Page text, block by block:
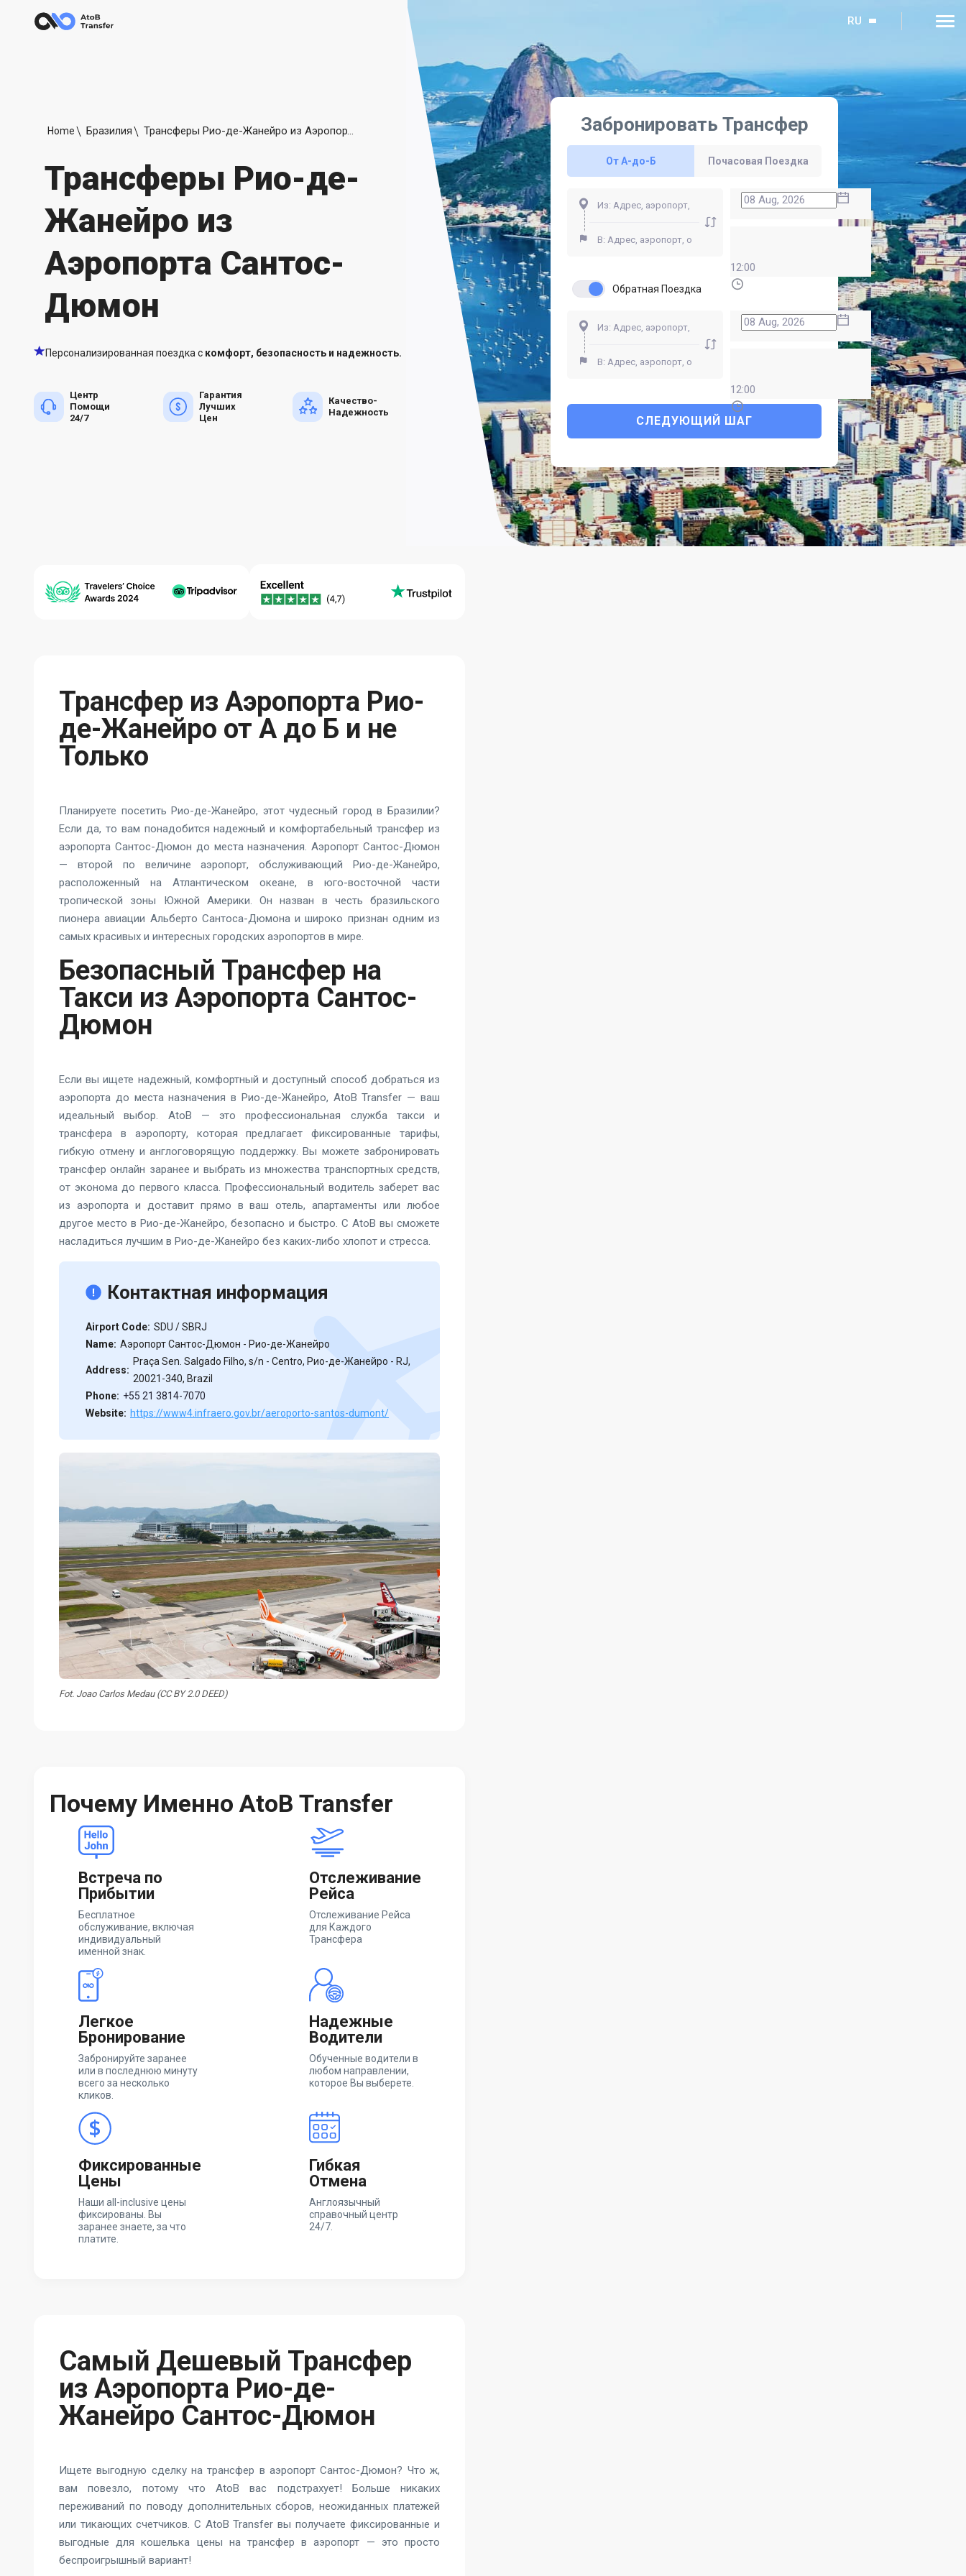
RU
Home Бразилия Трансферы Рио-де-Жанейро из Аэропорта Сантос-Дюмон
Трансферы Рио-де-
Жанейро из
Аэропорта Сантос-
Дюмон
Персонализированная поездка с комфорт, безопасность и надежность.
Центр
Помощи
24/7
Гарантия
Лучших
Цен
Качество-
Надежность
Забронировать Трансфер
От A-до-Б Почасовая Поездка
12:00
Обратная Поездка
12:00
СЛЕДУЮЩИЙ ШАГ
Трансфер из Аэропорта Рио-
де-Жанейро от А до Б и не
Только
Планируете посетить Рио-де-Жанейро, этот чудесный город в Бразилии?
Если да, то вам понадобится надежный и комфортабельный трансфер из
аэропорта Сантос-Дюмон до места назначения. Аэропорт Сантос-Дюмон
— второй по величине аэропорт, обслуживающий Рио-де-Жанейро,
расположенный на Атлантическом океане, в юго-восточной части
тропической зоны Южной Америки. Он назван в честь бразильского
пионера авиации Альберто Сантоса-Дюмона и широко признан одним из
самых красивых и интересных городских аэропортов в мире.
Безопасный Трансфер на
Такси из Аэропорта Сантос-
Дюмон
Если вы ищете надежный, комфортный и доступный способ добраться из
аэропорта до места назначения в Рио-де-Жанейро, AtoB Transfer — ваш
идеальный выбор. AtoB — это профессиональная служба такси и
трансфера в аэропорту, которая предлагает фиксированные тарифы,
гибкую отмену и англоговорящую поддержку. Вы можете забронировать
трансфер онлайн заранее и выбрать из множества транспортных средств,
от эконома до первого класса. Профессиональный водитель заберет вас
из аэропорта и доставит прямо в ваш отель, апартаменты или любое
другое место в Рио-де-Жанейро, безопасно и быстро. С AtoB вы сможете
насладиться лучшим в Рио-де-Жанейро без каких-либо хлопот и стресса.
Контактная информация
Airport Code: SDU / SBRJ
Name: Аэропорт Сантос-Дюмон - Рио-де-Жанейро
Address:
Praça Sen. Salgado Filho, s/n - Centro, Рио-де-Жанейро - RJ,
20021-340, Brazil
Phone: +55 21 3814-7070
Website: https://www4.infraero.gov.br/aeroporto-santos-dumont/
Fot. Joao Carlos Medau (CC BY 2.0 DEED)
Почему Именно AtoB Transfer
Встреча по
Прибытии
Бесплатное
обслуживание, включая
индивидуальный
именной знак.
Отслеживание
Рейса
Отслеживание Рейса
для Каждого
Трансфера
Легкое
Бронирование
Забронируйте заранее
или в последнюю минуту
всего за несколько
кликов.
Надежные
Водители
Обученные водители в
любом направлении,
которое Вы выберете.
Фиксированные
Цены
Наши all-inclusive цены
фиксированы. Вы
заранее знаете, за что
платите.
Гибкая
Отмена
Англоязычный
справочный центр
24/7.
Самый Дешевый Трансфер
из Аэропорта Рио-де-
Жанейро Сантос-Дюмон
Ищете выгодную сделку на трансфер в аэропорт Сантос-Дюмон? Что ж,
вам повезло, потому что AtoB вас подстрахует! Больше никаких
переживаний по поводу дополнительных сборов, неожиданных платежей
или тикающих счетчиков. С AtoB Transfer вы получаете фиксированные и
выгодные для кошелька цены на трансфер в аэропорт — это просто
беспроигрышный вариант!